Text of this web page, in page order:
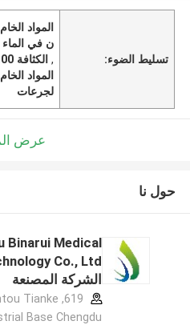
تسليط الضوء:
المواد
ن في الماء
,الكثافة 1.00 غرام مواد خام كيميائية
المواد
لجرعات
عرض
حول نا
Binarui Medical
الشركة المصنعة
Tianke
Base Chengdu